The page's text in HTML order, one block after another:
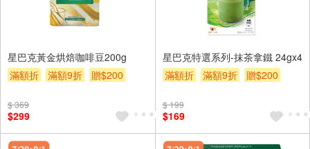
星巴克黃金烘焙咖啡豆200g
滿額折
滿額9折 贈$200
$ 369
$299
星巴克特選系列-抹茶拿鐵 24gx4
滿額折
滿額9折 贈$200
$ 199
$169